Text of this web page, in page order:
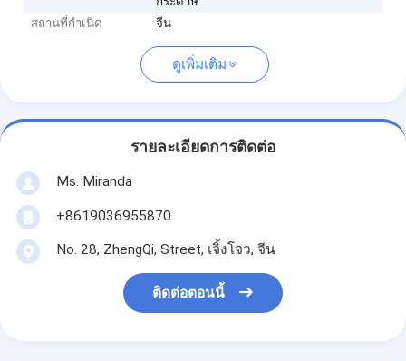
สถานที่กำเนิด
จีน
ดูเพิ่มเติม
รายละเอียดการติดต่อ
Ms. Miranda
+8619036955870
No. 28, ZhengQi, Street, เจิ้งโจว, จีน
ติดต่อตอนนี้